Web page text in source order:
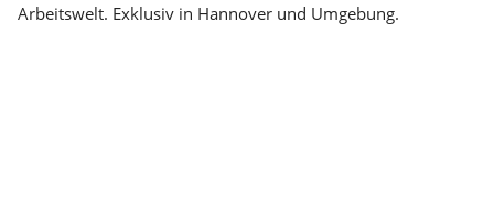
Arbeitswelt. Exklusiv in Hannover und Umgebung.